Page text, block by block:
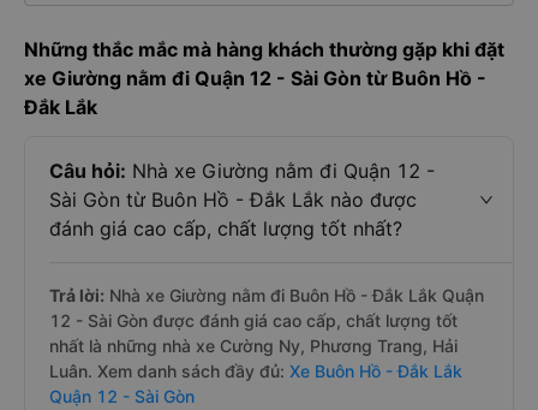
Những thắc mắc mà hàng khách thường gặp khi đặt
xe Giường nằm đi Quận 12 - Sài Gòn từ Buôn Hồ -
Đắk Lắk
Câu hỏi: Nhà xe Giường nằm đi Quận 12 -
Sài Gòn từ Buôn Hồ - Đắk Lắk nào được
đánh giá cao cấp, chất lượng tốt nhất?
Trả lời: Nhà xe Giường nằm đi Buôn Hồ - Đắk Lắk Quận
12 - Sài Gòn được đánh giá cao cấp, chất lượng tốt
nhất là những nhà xe Cường Ny, Phương Trang, Hải
Luân. Xem danh sách đầy đủ: Xe Buôn Hồ - Đắk Lắk
Quận 12 - Sài Gòn